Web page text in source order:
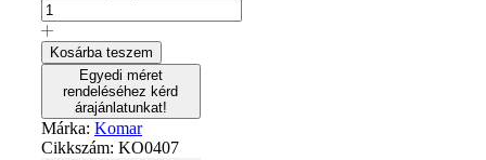
Kosárba teszem
Egyedi méret
rendeléséhez kérd
árajánlatunkat!
Márka: Komar
Cikkszám: KO0407